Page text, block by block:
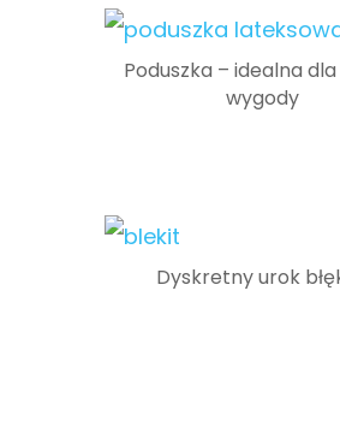
Poduszka – idealna
wygody
Dyskretny urok